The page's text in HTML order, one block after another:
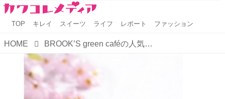
TOP キレイ スイーツ ライフ レポート ファッション
HOME BROOK’S green caféの人気メニューが復活☆桜シーズン限定の「黒蜜きなこ抹茶カプチーノ」を逃すまじ!